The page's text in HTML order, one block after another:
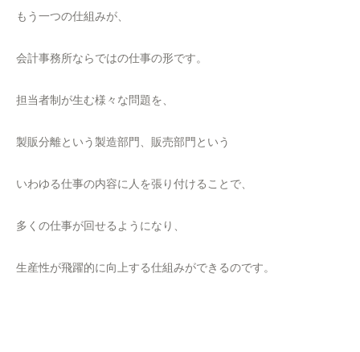
もう一つの仕組みが、
会計事務所ならではの仕事の形です。
担当者制が生む様々な問題を、
製販分離という製造部門、販売部門という
いわゆる仕事の内容に人を張り付けることで、
多くの仕事が回せるようになり、
生産性が飛躍的に向上する仕組みができるのです。